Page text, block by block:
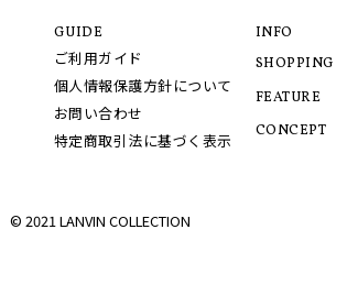
GUIDE
ご利用ガイド
個人情報保護方針について
お問い合わせ
特定商取引法に基づく表示
INFO
SHOPPING
FEATURE
CONCEPT
© 2021 LANVIN COLLECTION